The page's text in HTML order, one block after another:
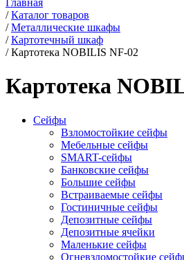
Главная
/ Каталог товаров
/ Металлические шкафы
/ Картотечный шкаф
/ Картотека NOBILIS NF-02
Картотека
Сейфы
Взломостойкие сейфы
Мебельные сейфы
SMART-сейфы
Банковские сейфы
Большие сейфы
Встраиваемые сейфы
Гостиничные сейфы
Депозитные сейфы
Депозитные ячейки
Маленькие сейфы
Огневзломостойкие